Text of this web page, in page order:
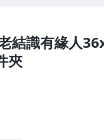
結識有緣人
夾